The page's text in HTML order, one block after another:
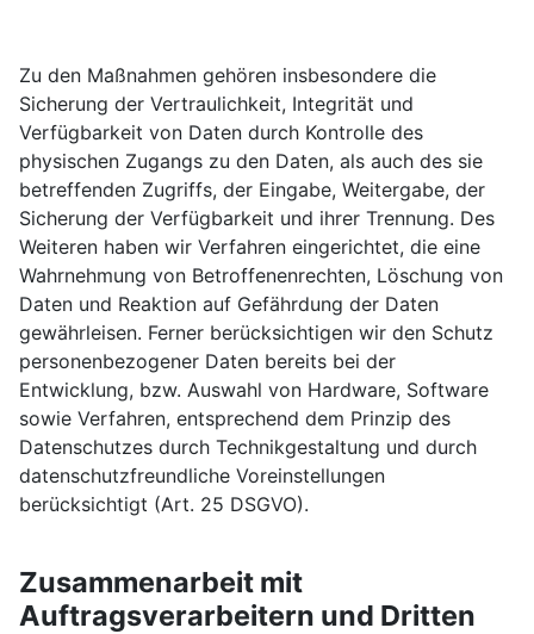
Zu den Maßnahmen gehören insbesondere die
Sicherung der Vertraulichkeit, Integrität und
Verfügbarkeit von Daten durch Kontrolle des
physischen Zugangs zu den Daten, als auch des sie
betreffenden Zugriffs, der Eingabe, Weitergabe, der
Sicherung der Verfügbarkeit und ihrer Trennung. Des
Weiteren haben wir Verfahren eingerichtet, die eine
Wahrnehmung von Betroffenenrechten, Löschung von
Daten und Reaktion auf Gefährdung der Daten
gewährleisen. Ferner berücksichtigen wir den Schutz
personenbezogener Daten bereits bei der
Entwicklung, bzw. Auswahl von Hardware, Software
sowie Verfahren, entsprechend dem Prinzip des
Datenschutzes durch Technikgestaltung und durch
datenschutzfreundliche Voreinstellungen
berücksichtigt (Art. 25 DSGVO).
Zusammenarbeit mit
Auftragsverarbeitern und Dritten